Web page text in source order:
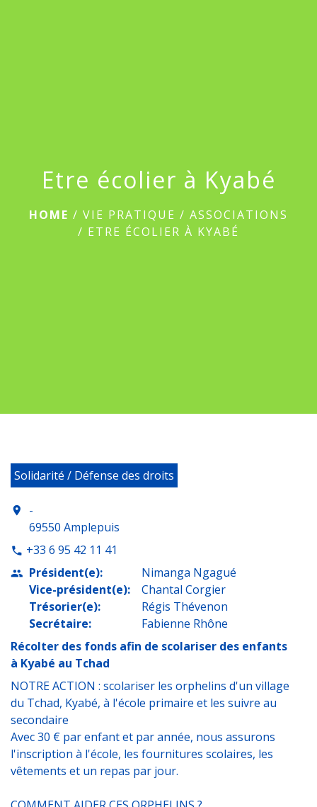
Etre écolier à Kyabé
HOME / VIE PRATIQUE / ASSOCIATIONS
/ ETRE ÉCOLIER À KYABÉ
Solidarité / Défense des droits
location_on
-
69550 Amplepuis
phone +33 6 95 42 11 41
people Président(e):
Vice-président(e):
Trésorier(e):
Secrétaire:
Nimanga Ngagué
Chantal Corgier
Régis Thévenon
Fabienne Rhône
Récolter des fonds afin de scolariser des enfants
à Kyabé au Tchad
NOTRE ACTION : scolariser les orphelins d'un village
du Tchad, Kyabé, à l'école primaire et les suivre au
secondaire
Avec 30 € par enfant et par année, nous assurons
l'inscription à l'école, les fournitures scolaires, les
vêtements et un repas par jour.